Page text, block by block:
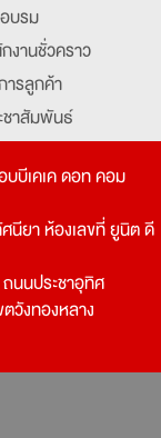
บรม
งานชั่วคราว
ารลูกค้า
ชาสัมพันธ์
ทรศัพท์
านงาน
ว
กษาฝึกงาน
Application
บีเคเค ดอท คอม
นียา ห้องเลขที่ ยูนิต ดี
นนประชาอุทิศ
ตวังทองหลาง